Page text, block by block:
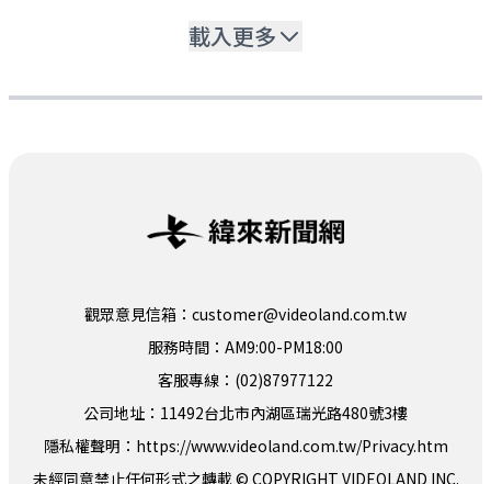
載入更多
觀眾意見信箱：customer@videoland.com.tw
服務時間：AM9:00-PM18:00
客服專線：(02)87977122
公司地址：11492台北市內湖區瑞光路480號3樓
隱私權聲明： https://www.videoland.com.tw/Privacy.htm
未經同意禁止任何形式之轉載 © COPYRIGHT VIDEOLAND INC.